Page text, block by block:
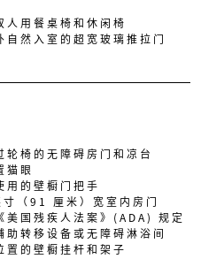
人用餐桌椅和休闲椅
自然入室的超宽玻璃推拉门
轮椅的无障碍房门和凉台
猫眼
用的壁橱门把手
（91 厘米）宽室内房门
美国残疾人法案》(ADA) 规定
助转移设备或无障碍淋浴间
置的壁橱挂杆和架子